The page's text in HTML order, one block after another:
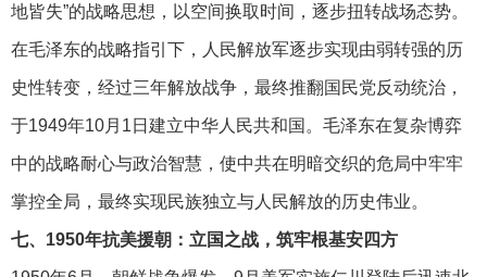
地皆失”的战略思想，以空间换取时间，逐步扭转战场态势。
在毛泽东的战略指引下，人民解放军逐步实现由弱转强的历
史性转变，经过三年解放战争，最终推翻国民党反动统治，
于1949年10月1日建立中华人民共和国。毛泽东在复杂博弈
中的战略耐心与政治智慧，使中共在明暗交织的危局中牢牢
掌控全局，最终实现民族独立与人民解放的历史伟业。
七、1950年抗美援朝：立国之战，筑牢根基安四方